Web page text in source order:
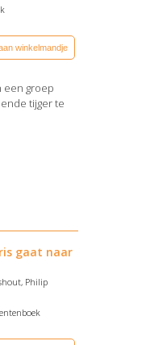
winkelmandje
een groep
tijger te
gaat naar
Philip